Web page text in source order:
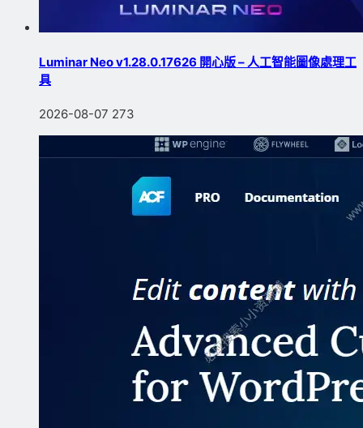
Luminar Neo v1.28.0.17626 開心版 – 人工智能圖像處理工
具
2026-08-07 273